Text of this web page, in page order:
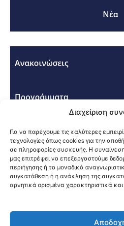
Διαχείριση
Για να παρέχουμε τις καλύτερες
τεχνολογίες όπως cookies για την
σε πληροφορίες συσκευής. Η συναίνεση
μας επιτρέψει να επεξεργαστούμε
περιήγησης ή τα μοναδικά
συγκατάθεση ή η ανάκληση της
αρνητικά ορισμένα χαρακτηριστικά και
Νέα
Ανακοινώσεις
Προγράμματα
Σεμινάρια -